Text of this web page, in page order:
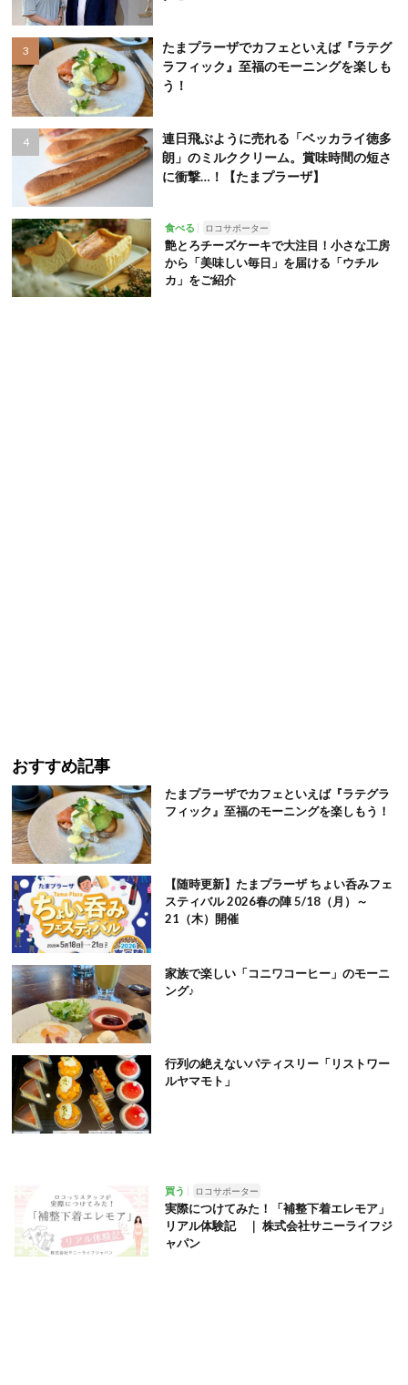
たまプラーザでカフェといえば『ラテグ
ラフィック』至福のモーニングを楽しも
う！
連日飛ぶように売れる「ベッカライ徳多
朗」のミルククリーム。賞味時間の短さ
に衝撃…！【たまプラーザ】
食べる ロコサポーター
艶とろチーズケーキで大注目！小さな工房
から「美味しい毎日」を届ける「ウチル
カ」をご紹介
おすすめ記事
たまプラーザでカフェといえば『ラテグラ
フィック』至福のモーニングを楽しもう！
【随時更新】たまプラーザ ちょい呑みフェ
スティバル 2026春の陣 5/18（月）～
21（木）開催
家族で楽しい「コニワコーヒー」のモーニ
ング♪
行列の絶えないパティスリー「リストワー
ルヤマモト」
買う ロコサポーター
実際につけてみた！「補整下着エレモア」
リアル体験記 ｜ 株式会社サニーライフジ
ャパン